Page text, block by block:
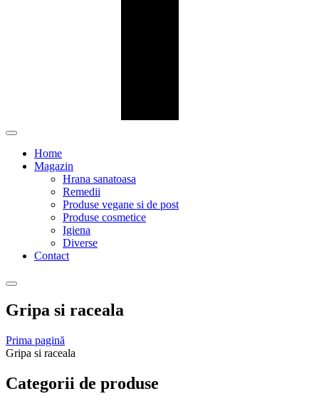
Home
Magazin
Hrana sanatoasa
Remedii
Produse vegane si de post
Produse cosmetice
Igiena
Diverse
Contact
Gripa si raceala
Prima pagină
Gripa si raceala
Categorii de produse